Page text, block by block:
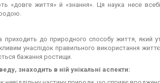
«довге життя» й «знання». Ця наука несе
до природного способу життя, який
унаслідок правильного використання
бажання ростищи.
знаходить в ній унікальні аспекти: